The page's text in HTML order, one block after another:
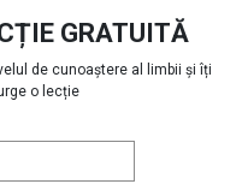
GRATUITĂ
de cunoaștere al limbii și îți
o lecție